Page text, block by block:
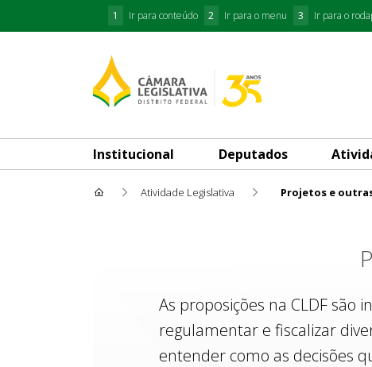
1 Ir para conteúdo 2 Ir para o menu 3 Ir para o
Institucional Deputados
Atividade Legislativa Projetos e
As proposições na CLDF
regulamentar e fiscalizar
entender como as decisões